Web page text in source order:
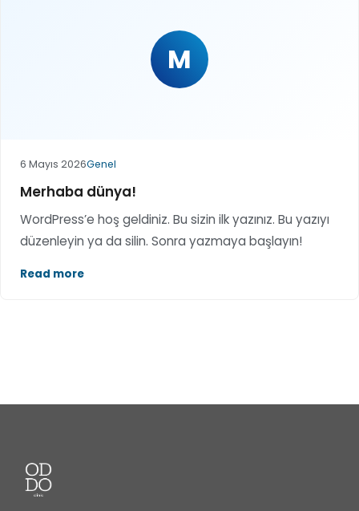
M
6 Mayıs 2026Genel
Merhaba dünya!
WordPress’e hoş geldiniz. Bu sizin ilk yazınız. Bu yazıyı
düzenleyin ya da silin. Sonra yazmaya başlayın!
Read more